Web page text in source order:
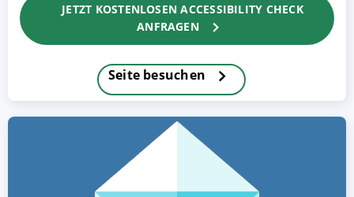
JETZT KOSTENLOSEN ACCESSIBILITY CHECK
ANFRAGEN
Seite besuchen